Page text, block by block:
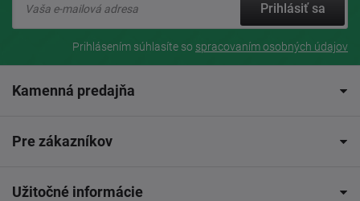
Prihlásiť sa
Prihlásením súhlasíte so spracovaním osobných údajov
Kamenná predajňa
Pre zákazníkov
Užitočné informácie